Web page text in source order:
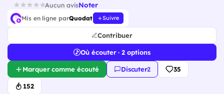
Aucun avisNoter
Mis en ligne parQuodat Suivre
Contribuer
Où écouter · 2 options
Marquer comme écouté Discuter·2 35
152